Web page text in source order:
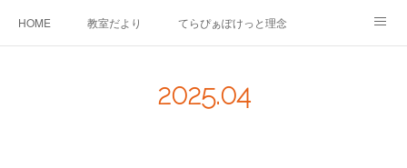
HOME 教室だより てらぴぁぽけっと理念
2025.04